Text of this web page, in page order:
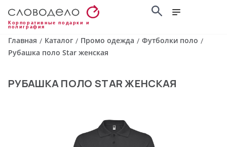
Корпоративные подарки и
полиграфия
Главная / Каталог / Промо одежда / Футболки поло /
Рубашка поло Star женская
РУБАШКА ПОЛО STAR ЖЕНСКАЯ